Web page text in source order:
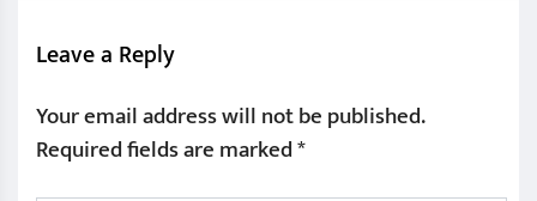
Leave a Reply
Your email address will not be published.
Required fields are marked*